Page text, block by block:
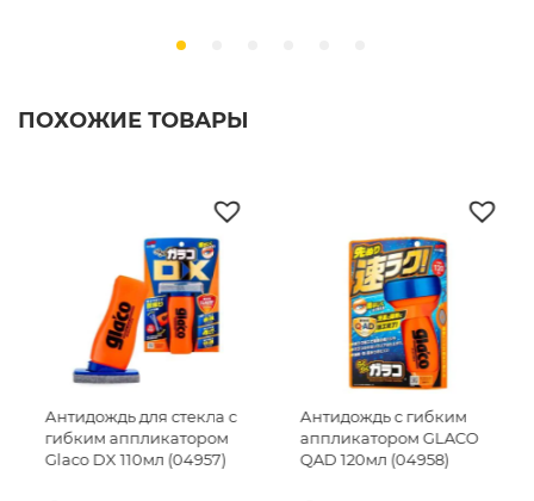
ПОХОЖИЕ ТОВАРЫ
Антидождь для стекла с
гибким аппликатором
Glaco DX 110мл (04957)
Антидождь с гибким
аппликатором GLACO
QAD 120мл (04958)